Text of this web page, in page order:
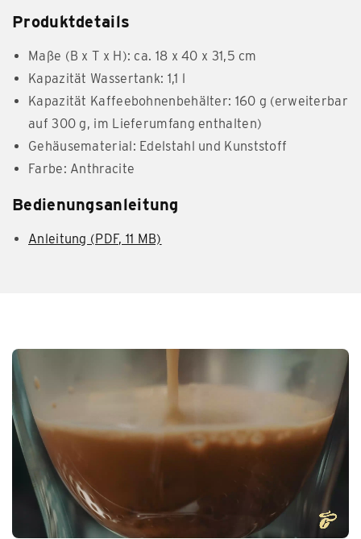
Produktdetails
Maße (B x T x H): ca. 18 x 40 x 31,5 cm
Kapazität Wassertank: 1,1 l
Kapazität Kaffeebohnenbehälter: 160 g (erweiterbar
auf 300 g, im Lieferumfang enthalten)
Gehäusematerial: Edelstahl und Kunststoff
Farbe: Anthracite
Bedienungsanleitung
Anleitung (PDF, 11 MB)